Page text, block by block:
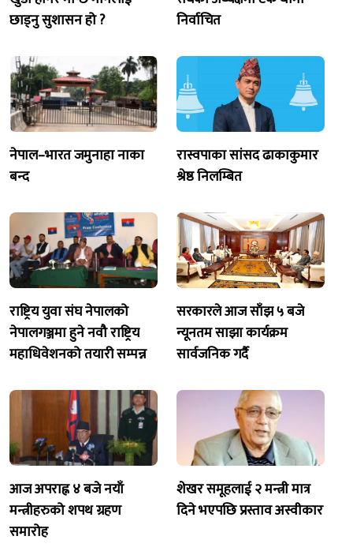
छाड्नु सुशासन हो ?
निर्वाचित
नेपाल–भारत जमुनाहा नाका
बन्द
रास्वपाका सांसद ढाकाकुमार
श्रेष्ठ निलम्बित
राष्ट्रिय युवा संघ नेपालको
नेपालगञ्जमा हुने नवौ राष्ट्रिय
महाधिवेशनको तयारी सम्पन्न
सरकारले आज साँझ ५ बजे
न्यूनतम साझा कार्यक्रम
सार्वजनिक गर्दै
आज अपराह्न ४ बजे नयाँ
मन्त्रीहरुको शपथ ग्रहण
समारोह
शेखर समूहलाई २ मन्त्री मात्र
दिने भएपछि प्रस्ताव अस्वीकार